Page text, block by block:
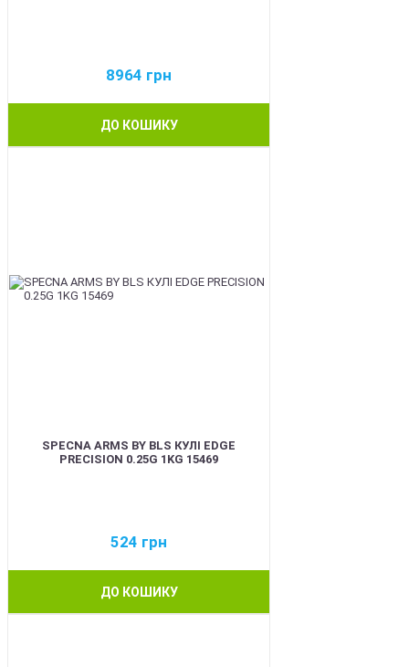
8964 грн
ДО КОШИКУ
SPECNA ARMS BY BLS КУЛІ EDGE
PRECISION 0.25G 1KG 15469
524 грн
ДО КОШИКУ